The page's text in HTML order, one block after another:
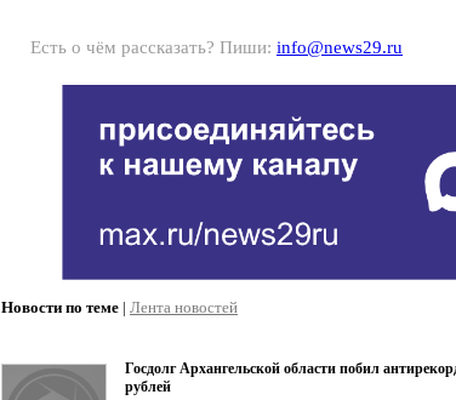
Есть о чём рассказать? Пиши: info@news29.ru
Новости по теме | Лента новостей
Госдолг Архангельской области побил
рублей